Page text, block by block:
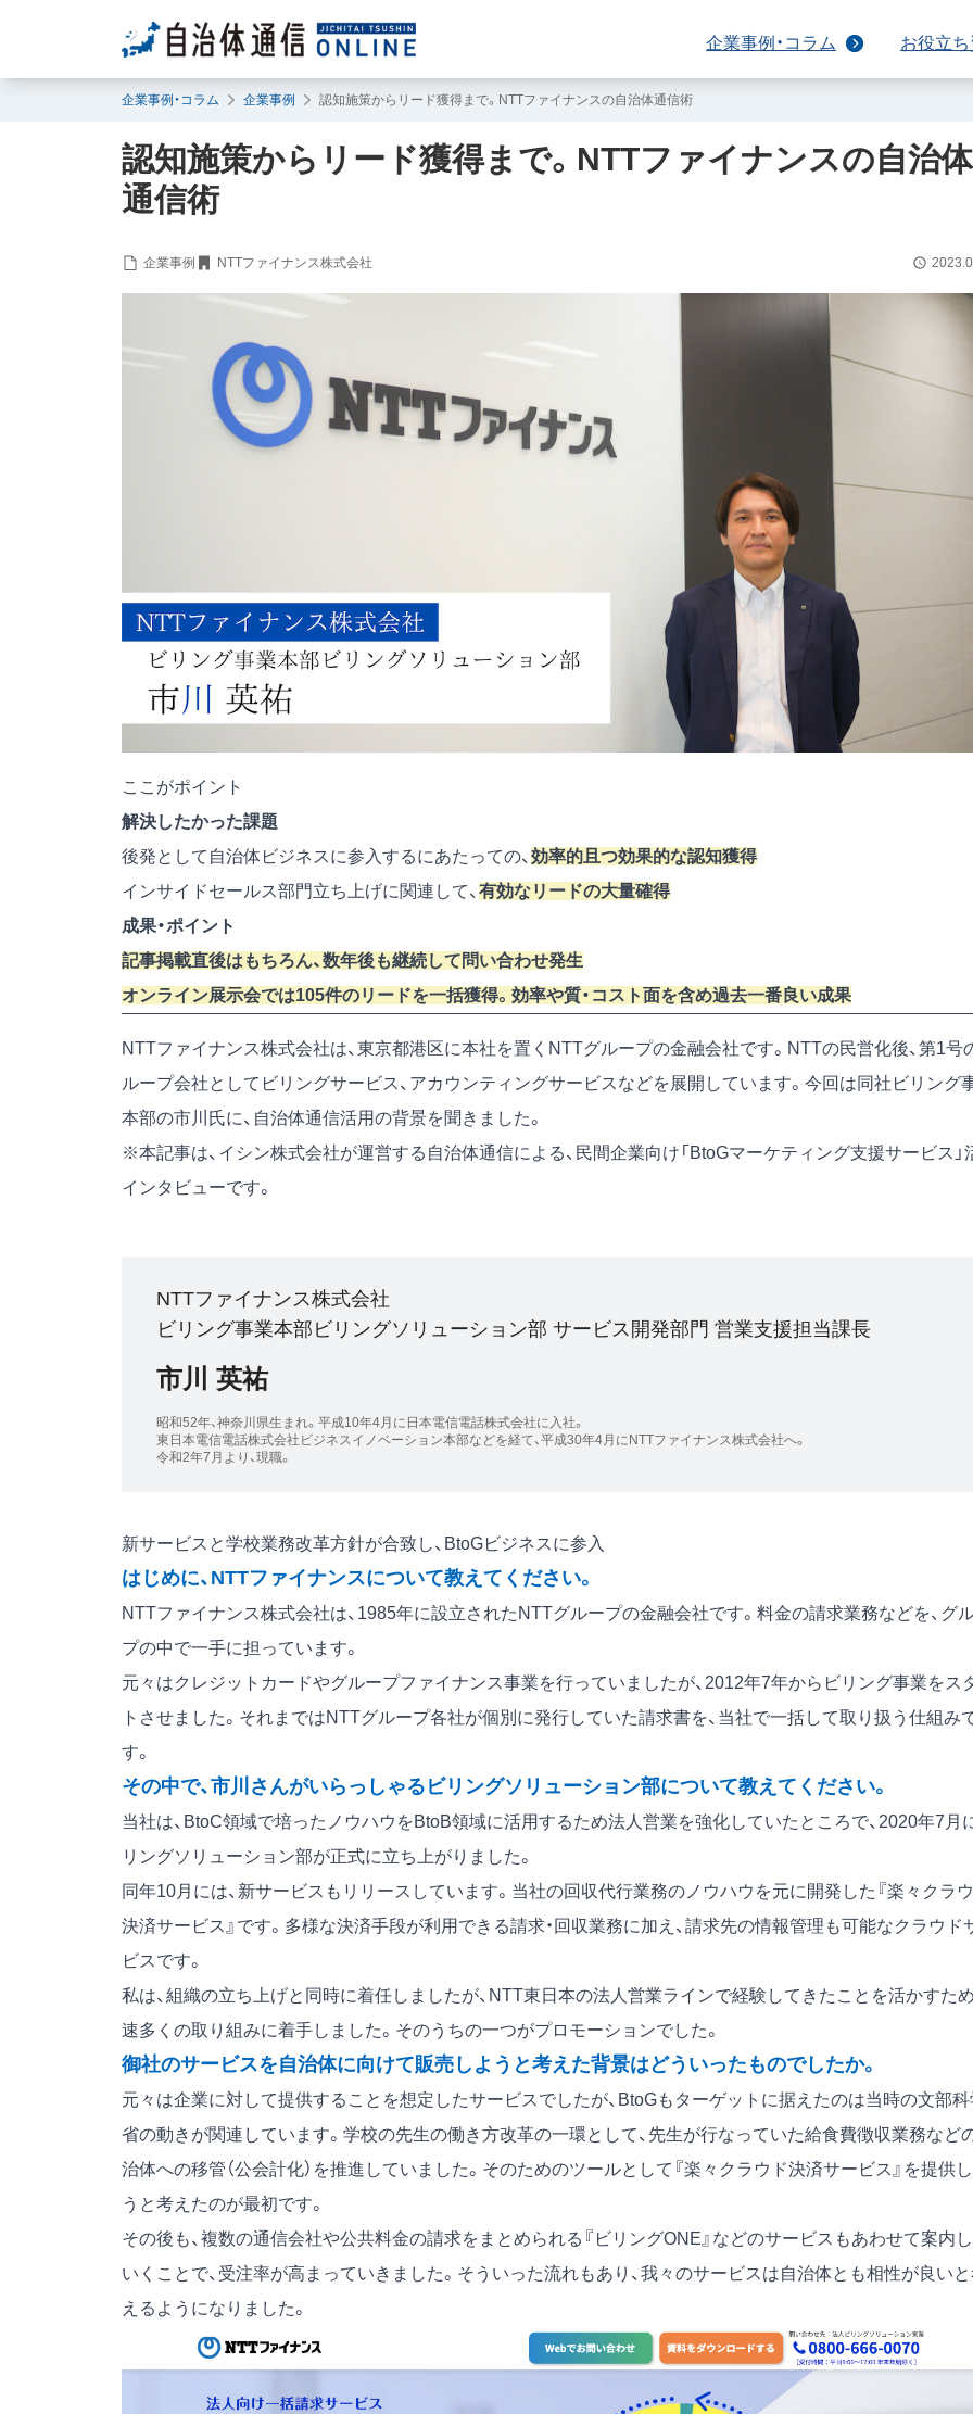
企業事例・コラム お役立
企業事例・コラム 企業事例 認知施策からリード獲得まで。NTTファイナンスの自治体通信術
認知施策からリード獲得まで。NTTファイナンスの自治体
通信術
企業事例 NTTファイナンス株式会社
ここがポイント
解決したかった課題
後発として自治体ビジネスに参入するにあたっての、 効率的且つ効果的な認知獲得
インサイドセールス部門立ち上げに関連して、 有効なリードの大量確得
成果・ポイント
記事掲載直後はもちろん、数年後も継続して問い合わせ発生
オンライン展示会では105件のリードを一括獲得。効率や質・コスト面を含め過去一番良い成果
NTTファイナンス株式会社は、東京都港区に本社を置くNTTグループの金融会社です。NTTの民営化後、第1号
ループ会社としてビリングサービス、アカウンティングサービスなどを展開しています。今回は同社ビリング
本部の市川氏に、自治体通信活用の背景を聞きました。
※本記事は、イシン株式会社が運営する自治体通信による、民間企業向け「BtoGマーケティング支援サービス」
インタビューです。
NTTファイナンス株式会社
ビリング事業本部ビリングソリューション部 サービス開発部門 営業支援担当課長
市川 英祐
昭和52年、神奈川県生まれ。平成10年4月に日本電信電話株式会社に入社。
東日本電信電話株式会社ビジネスイノベーション本部などを経て、平成30年4月にNTTファイナンス株式会社へ。
令和2年7月より、現職。
新サービスと学校業務改革方針が合致し、BtoGビジネスに参入
はじめに、NTTファイナンスについて教えてください。
NTTファイナンス株式会社は、1985年に設立されたNTTグループの金融会社です。料金の請求業務などを、グ
プの中で一手に担っています。
元々はクレジットカードやグループファイナンス事業を行っていましたが、2012年7年からビリング事業をス
トさせました。それまではNTTグループ各社が個別に発行していた請求書を、当社で一括して取り扱う仕組み
す。
その中で、市川さんがいらっしゃるビリングソリューション部について教えてください。
当社は、BtoC領域で培ったノウハウをBtoB領域に活用するため法人営業を強化していたところで、2020年7月
リングソリューション部が正式に立ち上がりました。
同年10月には、新サービスもリリースしています。当社の回収代行業務のノウハウを元に開発した『楽々クラ
決済サービス』です。多様な決済手段が利用できる請求・回収業務に加え、請求先の情報管理も可能なクラウド
ビスです。
私は、組織の立ち上げと同時に着任しましたが、NTT東日本の法人営業ラインで経験してきたことを活かすた
速多くの取り組みに着手しました。そのうちの一つがプロモーションでした。
御社のサービスを自治体に向けて販売しようと考えた背景はどういったものでしたか。
元々は企業に対して提供することを想定したサービスでしたが、BtoGもターゲットに据えたのは当時の文部科
省の動きが関連しています。学校の先生の働き方改革の一環として、先生が行なっていた給食費徴収業務など
治体への移管（公会計化）を推進していました。そのためのツールとして『楽々クラウド決済サービス』を提供
うと考えたのが最初です。
その後も、複数の通信会社や公共料金の請求をまとめられる『ビリングONE』などのサービスもあわせて案内
いくことで、受注率が高まっていきました。そういった流れもあり、我々のサービスは自治体とも相性が良い
えるようになりました。